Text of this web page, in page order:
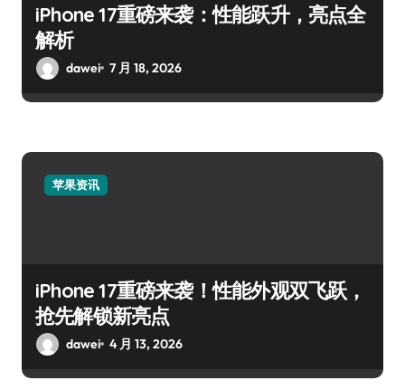
iPhone 17重磅来袭：性能跃升，亮点全
解析
dawei 7 月 18, 2026
苹果资讯
iPhone 17重磅来袭！性能外观双飞跃，
抢先解锁新亮点
dawei 4 月 13, 2026